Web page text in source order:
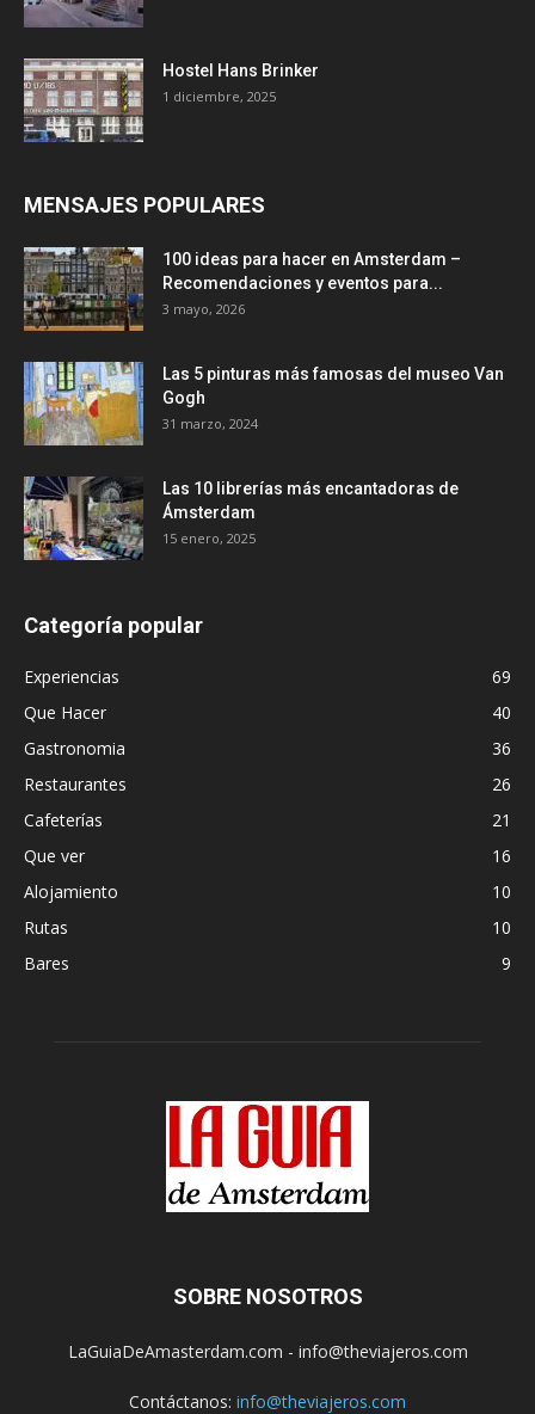
Hostel Hans Brinker
1 diciembre, 2025
MENSAJES POPULARES
100 ideas para hacer en Amsterdam –
Recomendaciones y eventos para...
3 mayo, 2026
Las 5 pinturas más famosas del museo Van
Gogh
31 marzo, 2024
Las 10 librerías más encantadoras de
Ámsterdam
15 enero, 2025
Categoría popular
Experiencias
69
Que Hacer
40
Gastronomia
36
Restaurantes
26
Cafeterías
21
Que ver
16
Alojamiento
10
Rutas
10
Bares
9
SOBRE NOSOTROS
LaGuiaDeAmasterdam.com - info@theviajeros.com
Contáctanos: info@theviajeros.com